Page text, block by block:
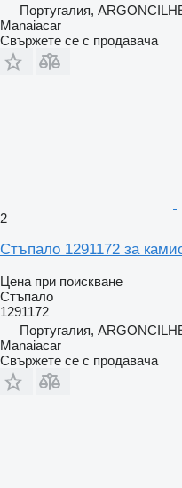
Португалия,
Manaiacar
Свържете се с продавача
2
Стъпало 1291172 за
Цена при поискване
Стъпало
1291172
Португалия,
Manaiacar
Свържете се с продавача